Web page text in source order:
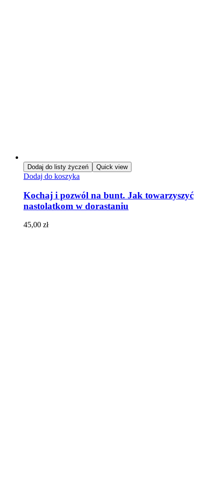
Dodaj do listy życzeń Quick view
Dodaj do koszyka
Kochaj i pozwól na bunt. Jak towarzyszyć
nastolatkom w dorastaniu
45,00 zł